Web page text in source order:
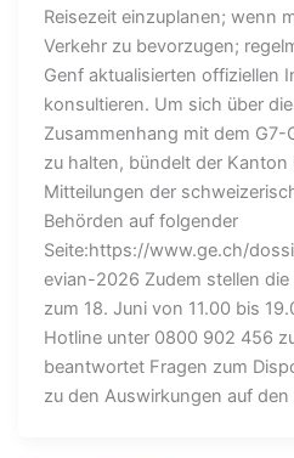
Reisezeit einzuplanen; wenn
Verkehr zu bevorzugen;
Genf aktualisierten offiziellen
konsultieren. Um sich über
Zusammenhang mit dem G7-
zu halten, bündelt der Kanton
Mitteilungen der
Behörden auf folgender
Seite:https://www.ge.ch/
evian-2026 Zudem stellen
zum 18. Juni von 11.00 bis
Hotline unter 0800 902 456
beantwortet Fragen zum
zu den Auswirkungen auf